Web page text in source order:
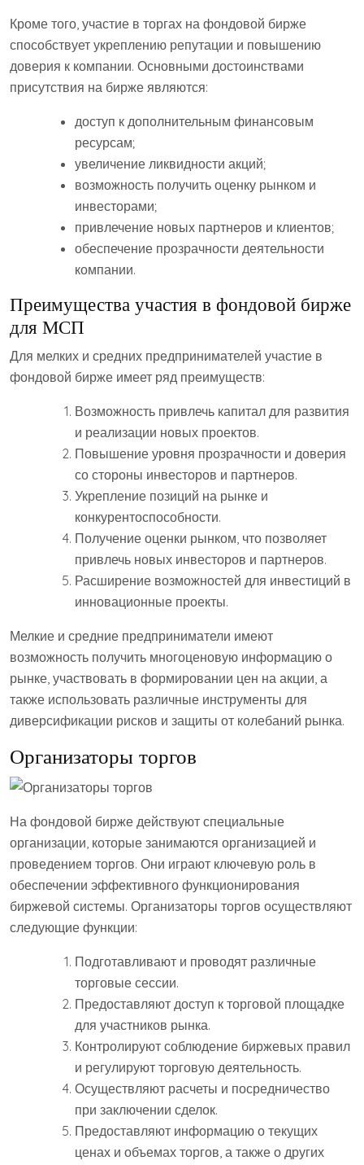
Кроме того, участие в торгах на фондовой бирже
способствует укреплению репутации и повышению
доверия к компании. Основными достоинствами
присутствия на бирже являются:
доступ к дополнительным финансовым
ресурсам;
увеличение ликвидности акций;
возможность получить оценку рынком и
инвесторами;
привлечение новых партнеров и клиентов;
обеспечение прозрачности деятельности
компании.
Преимущества участия в фондовой бирже
для МСП
Для мелких и средних предпринимателей участие в
фондовой бирже имеет ряд преимуществ:
Возможность привлечь капитал для развития
и реализации новых проектов.
Повышение уровня прозрачности и доверия
со стороны инвесторов и партнеров.
Укрепление позиций на рынке и
конкурентоспособности.
Получение оценки рынком, что позволяет
привлечь новых инвесторов и партнеров.
Расширение возможностей для инвестиций в
инновационные проекты.
Мелкие и средние предприниматели имеют
возможность получить многоценовую информацию о
рынке, участвовать в формировании цен на акции, а
также использовать различные инструменты для
диверсификации рисков и защиты от колебаний рынка.
Организаторы торгов
На фондовой бирже действуют специальные
организации, которые занимаются организацией и
проведением торгов. Они играют ключевую роль в
обеспечении эффективного функционирования
биржевой системы. Организаторы торгов осуществляют
следующие функции:
Подготавливают и проводят различные
торговые сессии.
Предоставляют доступ к торговой площадке
для участников рынка.
Контролируют соблюдение биржевых правил
и регулируют торговую деятельность.
Осуществляют расчеты и посредничество
при заключении сделок.
Предоставляют информацию о текущих
ценах и объемах торгов, а также о других